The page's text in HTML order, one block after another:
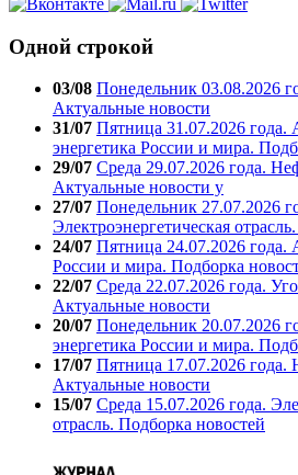
Одной строкой
03/08 Понедельник 03.08.2026
Актуальные новости
31/07 Пятница 31.07.2026 года.
энергетика России и мира.
29/07 Среда 29.07.2026 года.
Актуальные новости у
27/07 Понедельник 27.07.2026
Электроэнергетическая
24/07 Пятница 24.07.2026 года.
России и мира. Подборка
22/07 Среда 22.07.2026 года.
Актуальные новости
20/07 Понедельник 20.07.2026
энергетика России и мира.
17/07 Пятница 17.07.2026 года.
Актуальные новости
15/07 Среда 15.07.2026 года.
отрасль. Подборка новостей